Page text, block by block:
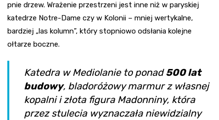
pnie drzew. Wrażenie przestrzeni jest inne niż w paryskiej
katedrze Notre-Dame czy w Kolonii – mniej wertykalne,
bardziej „las kolumn”, który stopniowo odsłania kolejne
ołtarze boczne.
Katedra w Mediolanie to ponad500 lat
budowy, bladoróżowy marmur z własnej
kopalni i złota figura Madonniny, która
przez stulecia wyznaczała niewidzialny